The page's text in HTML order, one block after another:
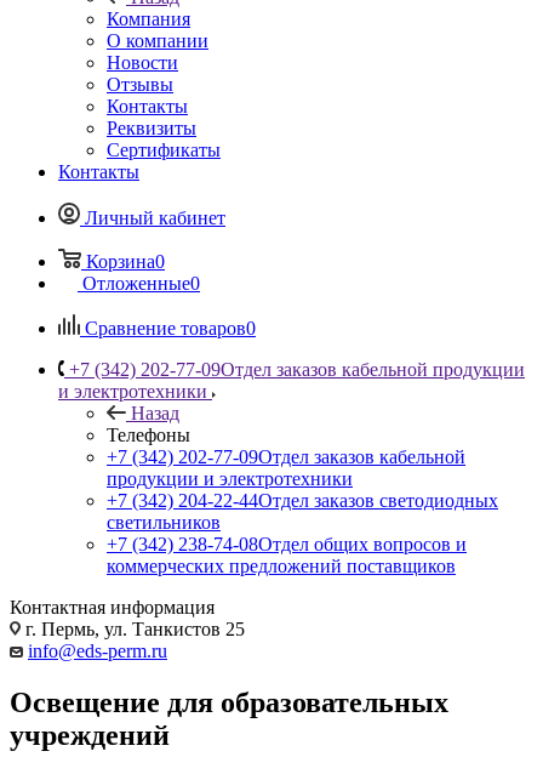
Компания
О компании
Новости
Отзывы
Контакты
Реквизиты
Сертификаты
Контакты
Личный кабинет
Корзина0
Отложенные0
Сравнение товаров0
+7 (342) 202-77-09Отдел заказов кабельной продукции
и электротехники
Назад
Телефоны
+7 (342) 202-77-09Отдел заказов кабельной
продукции и электротехники
+7 (342) 204-22-44Отдел заказов светодиодных
светильников
+7 (342) 238-74-08Отдел общих вопросов и
коммерческих предложений поставщиков
Контактная информация
г. Пермь, ул. Танкистов 25
info@eds-perm.ru
Освещение для образовательных
учреждений